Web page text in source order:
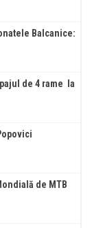
Balcanice:
de 4 rame la
de MTB